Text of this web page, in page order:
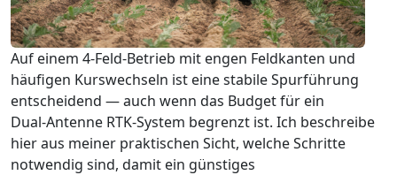
Auf einem 4‑Feld‑Betrieb mit engen Feldkanten und
häufigen Kurswechseln ist eine stabile Spurführung
entscheidend — auch wenn das Budget für ein
Dual‑Antenne RTK‑System begrenzt ist. Ich beschreibe
hier aus meiner praktischen Sicht, welche Schritte
notwendig sind, damit ein günstiges